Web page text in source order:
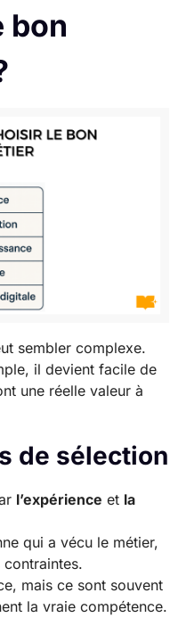
bon
sembler complexe.
il devient facile de
une réelle valeur à
de sélection
l’expérience et la
qui a vécu le métier,
mais ce sont souvent
la vraie compétence.